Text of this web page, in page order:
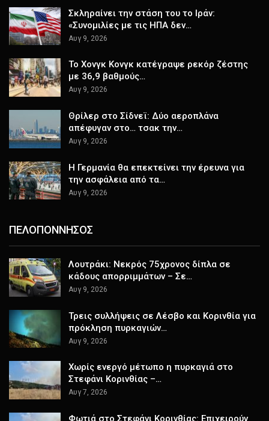
Σκληραίνει την στάση του το Ιράν:
«Συνομιλίες με τις ΗΠΑ δεν…
Αυγ 9, 2026
Το Χονγκ Κονγκ κατέγραψε ρεκόρ ζέστης
με 36,9 βαθμούς…
Αυγ 9, 2026
Θρίλερ στο Σίδνεϊ: Δύο αεροπλάνα
απέφυγαν στο… τσακ την…
Αυγ 9, 2026
Η Γερμανία θα επεκτείνει την έρευνα για
την ασφάλεια από τα…
Αυγ 9, 2026
ΠΕΛΟΠΟΝΝΗΣΟΣ
Λουτράκι: Νεκρός 75χρονος δίπλα σε
κάδους απορριμμάτων – Σε…
Αυγ 9, 2026
Τρεις συλλήψεις σε Λέσβο και Κορινθία για
πρόκληση πυρκαγιών…
Αυγ 9, 2026
Χωρίς ενεργό μέτωπο η πυρκαγιά στο
Στεφάνι Κορινθίας –…
Αυγ 7, 2026
Φωτιά στο Στεφάνι Κορινθίας: Επιχειρούν